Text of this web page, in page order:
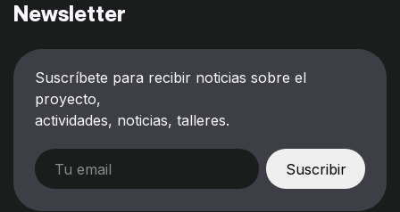
Newsletter
Suscríbete para recibir noticias sobre el
proyecto,
actividades, noticias, talleres.